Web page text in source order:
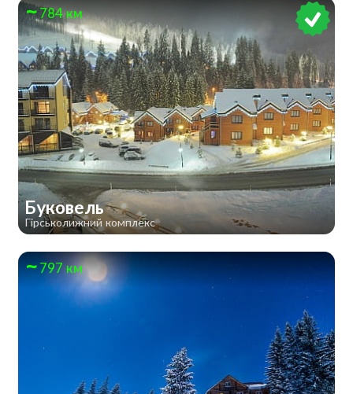
784 км
Буковель
Гірськолижний комплекс
797 км